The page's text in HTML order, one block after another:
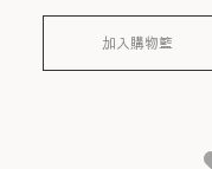
加入購物籃